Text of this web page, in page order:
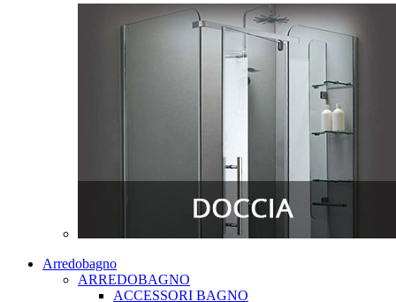
Arredobagno
ARREDOBAGNO
ACCESSORI BAGNO